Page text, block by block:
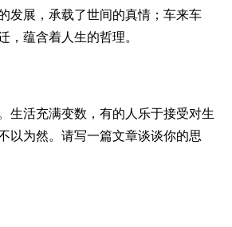
发展，承载了世间的真情；车来车
，蕴含着人生的哲理。
生活充满变数，有的人乐于接受对生
以为然。请写一篇文章谈谈你的思